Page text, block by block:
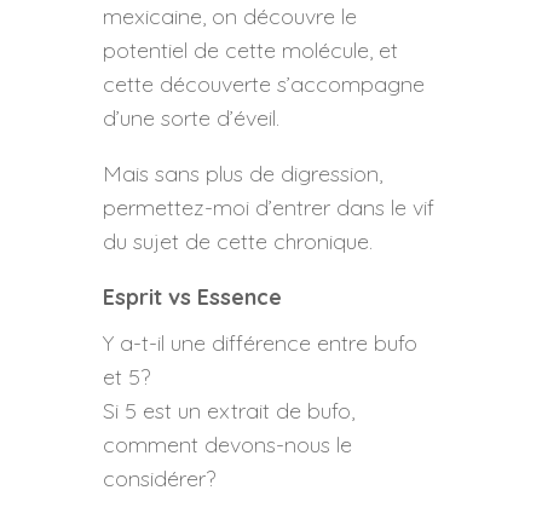
mexicaine, on découvre le
potentiel de cette molécule, et
cette découverte s’accompagne
d’une sorte d’éveil.
Mais sans plus de digression,
permettez-moi d’entrer dans le vif
du sujet de cette chronique.
Esprit vs Essence
Y a-t-il une différence entre bufo
et 5?
Si 5 est un extrait de bufo,
comment devons-nous le
considérer?